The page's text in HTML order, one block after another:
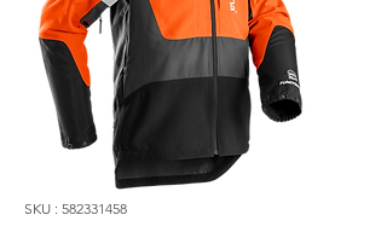
SKU : 582331458